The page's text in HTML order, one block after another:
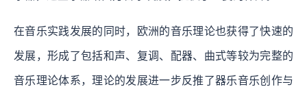
在音乐实践发展的同时，欧洲的音乐理论也获得了快速的
发展，形成了包括和声、复调、配器、曲式等较为完整的
音乐理论体系，理论的发展进一步反推了器乐音乐创作与